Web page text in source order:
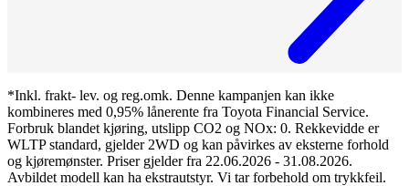
*Inkl. frakt- lev. og reg.omk. Denne kampanjen kan ikke
kombineres med 0,95% lånerente fra Toyota Financial Service.
Forbruk blandet kjøring, utslipp CO2 og NOx: 0. Rekkevidde er
WLTP standard, gjelder 2WD og kan påvirkes av eksterne forhold
og kjøremønster. Priser gjelder fra 22.06.2026 - 31.08.2026.
Avbildet modell kan ha ekstrautstyr. Vi tar forbehold om trykkfeil.